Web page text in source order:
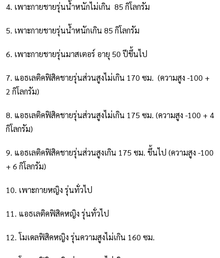
4. เพาะกายชายรุ่นน้ำหนักไม่เกิน 85 กิโลกรัม
5. เพาะกายชายรุ่นน้ำหนักเกิน 85 กิโลกรัม
6. เพาะกายชายรุ่นมาสเตอร์ อายุ 50 ปีขึ้นไป
7. แอธเลติคฟิสิคชายรุ่นส่วนสูงไม่เกิน 170 ซม. (ความสูง -100 +
2 กิโลกรัม)
8. แอธเลติคฟิสิคชายรุ่นส่วนสูงไม่เกิน 175 ซม. (ความสูง -100 + 4
กิโลกรัม)
9. แอธเลติคฟิสิคชายรุ่นส่วนสูงเกิน 175 ซม. ขึ้นไป (ความสูง -100
+ 6 กิโลกรัม)
10. เพาะกายหญิง รุ่นทั่วไป
11. แอธเลติคฟิสิคหญิง รุ่นทั่วไป
12. โมเดลฟิสิคหญิง รุ่นความสูงไม่เกิน 160 ซม.